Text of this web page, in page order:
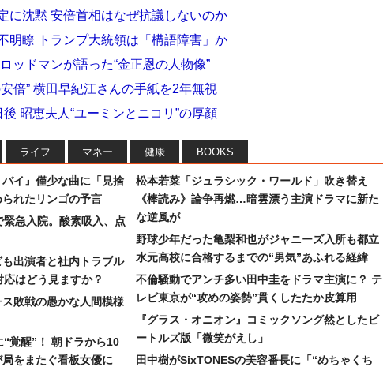
に沈黙 安倍首相はなぜ抗議しないのか
明瞭 トランプ大統領は「構語障害」か
ッドマンが語った“金正恩の人物像”
倍” 横田早紀江さんの手紙を2年無視
昭恵夫人“ユーミンとニコリ”の厚顔
ライフ マネー 健康 BOOKS
バイ』僅少な曲に「見捨
れたリンゴの予言
緊急入院。酸素吸入、点
出演者と社内トラブル
はどう見ますか？
ス敗戦の愚かな人間模様
覚醒”！ 朝ドラから10
をまたぐ看板女優に
松本若菜「ジュラシック・ワールド」吹き替え
《棒読み》論争再燃…暗雲漂う主演ドラマに新た
な逆風が
野球少年だった亀梨和也がジャニーズ入所も都立
水元高校に合格するまでの“男気”あふれる経緯
不倫騒動でアンチ多い田中圭をドラマ主演に？ テ
レビ東京が“攻めの姿勢”貫くしたたか皮算用
『グラス・オニオン』コミックソング然としたビ
ートルズ版「微笑がえし」
田中樹がSixTONESの美容番長に「“めちゃくち